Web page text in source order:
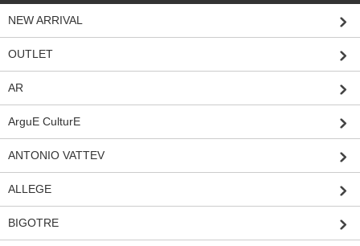
NEW ARRIVAL
OUTLET
AR
ArguE CulturE
ANTONIO VATTEV
ALLEGE
BIGOTRE